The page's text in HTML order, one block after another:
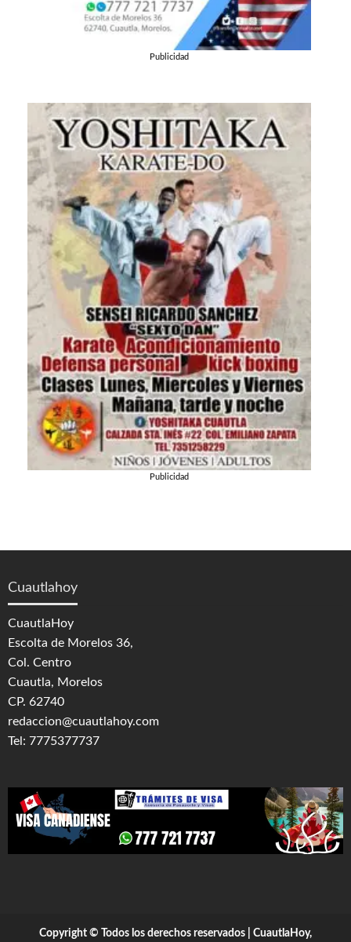
Publicidad
Publicidad
Cuautlahoy
CuautlaHoy
Escolta de Morelos 36,
Col. Centro
Cuautla, Morelos
CP. 62740
redaccion@cuautlahoy.com
Tel: 7775377737
Copyright © Todos los derechos reservados | CuautlaHoy,